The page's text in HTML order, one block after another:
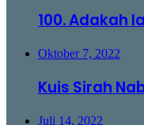
100. Adakah
Oktober 7, 2022
Kuis Sirah
Juli 14, 2022